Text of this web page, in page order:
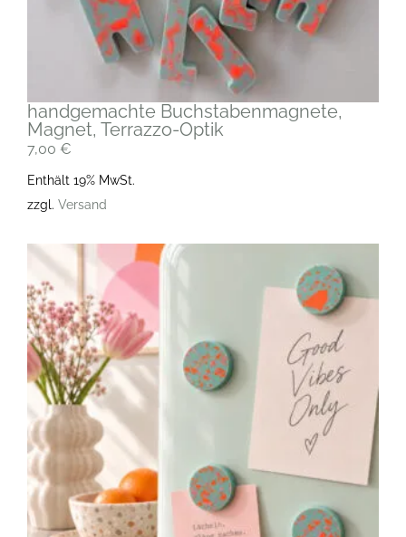
handgemachte Buchstabenmagnete,
Magnet, Terrazzo-Optik
7,00 €
Enthält 19% MwSt.
zzgl. Versand